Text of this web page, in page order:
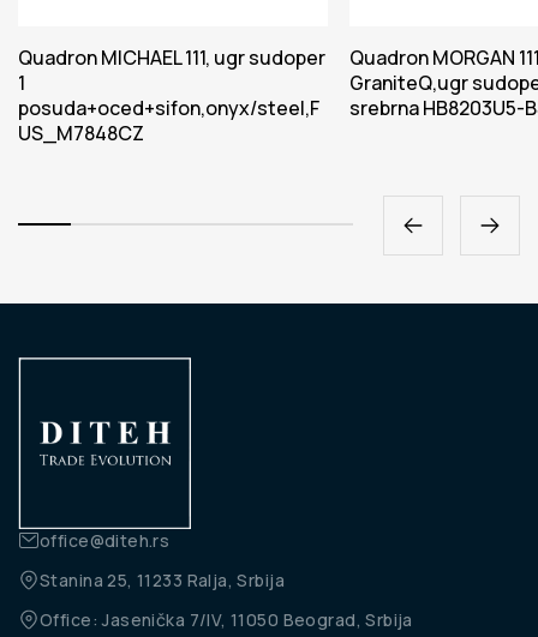
Quadron MICHAEL 111, ugr sudoper
1
posuda+oced+sifon,onyx/steel,F
US_M7848CZ
Quadron MORGAN
GraniteQ,ugr
srebrna HB8203U5-
office@diteh.rs
Stanina 25, 11233 Ralja, Srbija
Office: Jasenička 7/IV, 11050 Beograd, Srbija